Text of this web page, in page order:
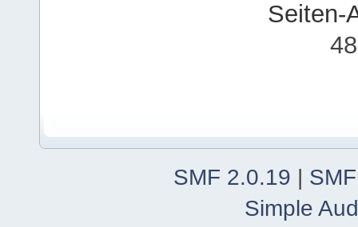
Seiten-
SMF 2.0.19
Simple